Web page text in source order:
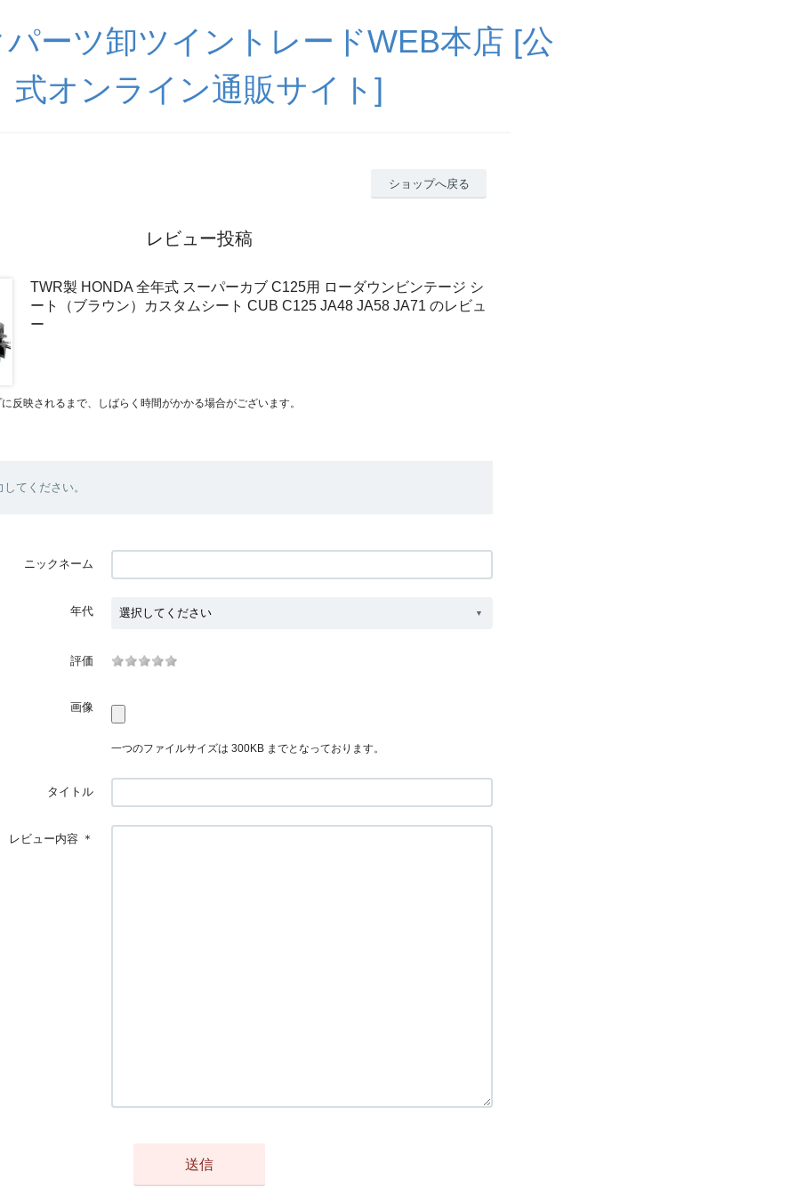
ーツ卸ツイントレードWEB本店 [公
式オンライン通販サイト]
ショップへ戻る
レビュー投稿
TWR製 HONDA 全年式 スーパーカブ C125用 ローダウンビンテージ シ
ート（ブラウン）カスタムシート CUB C125 JA48 JA58 JA71 のレビュ
ー
反映されるまで、しばらく時間がかかる場合がございます。
てください。
ニックネーム
年代
評価
画像
一つのファイルサイズは 300KB までとなっております。
タイトル
レビュー内容 ＊